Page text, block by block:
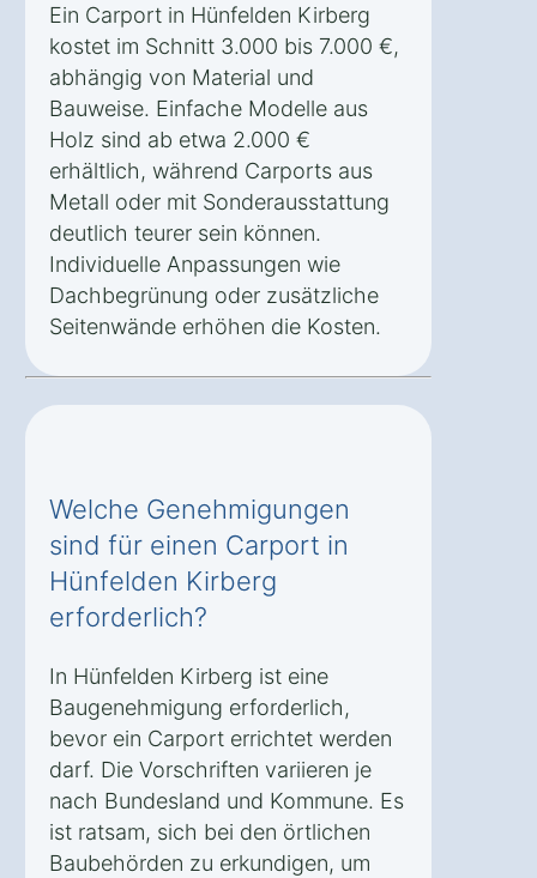
Ein Carport in Hünfelden Kirberg
kostet im Schnitt 3.000 bis 7.000 €,
abhängig von Material und
Bauweise. Einfache Modelle aus
Holz sind ab etwa 2.000 €
erhältlich, während Carports aus
Metall oder mit Sonderausstattung
deutlich teurer sein können.
Individuelle Anpassungen wie
Dachbegrünung oder zusätzliche
Seitenwände erhöhen die Kosten.
Welche Genehmigungen
sind für einen Carport in
Hünfelden Kirberg
erforderlich?
In Hünfelden Kirberg ist eine
Baugenehmigung erforderlich,
bevor ein Carport errichtet werden
darf. Die Vorschriften variieren je
nach Bundesland und Kommune. Es
ist ratsam, sich bei den örtlichen
Baubehörden zu erkundigen, um